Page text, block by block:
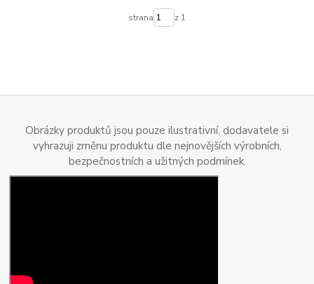
strana z 1
Obrázky produktů jsou pouze ilustrativní, dodavatele si
vyhrazuji změnu produktu dle nejnovějších výrobních,
bezpečnostních a užitných podmínek.